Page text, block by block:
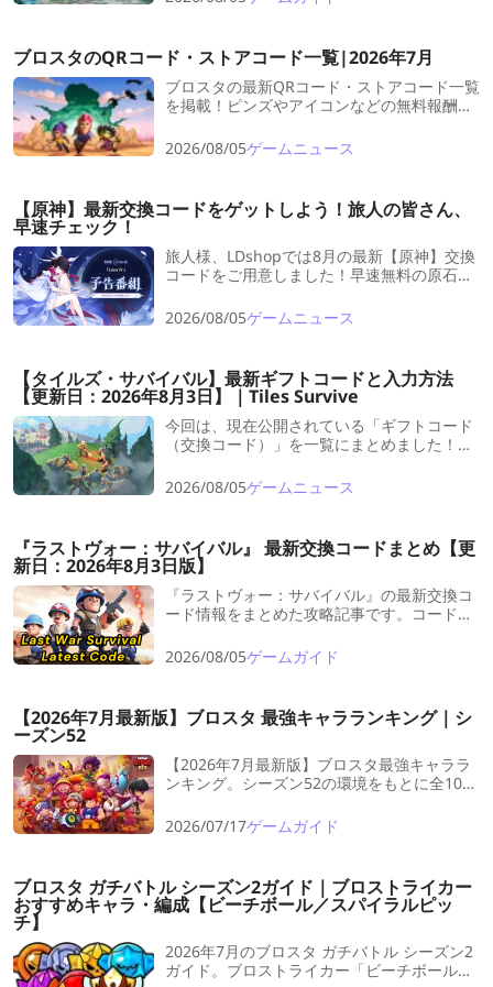
解説。報酬を逃さず、お得にプレイしたい方
ブロスタのQRコード・ストアコード一覧|2026年7月
ブロスタの最新QRコード・ストアコード一覧
を掲載！ピンズやアイコンなどの無料報酬の
介します。
2026/08/05ゲームニュース
【原神】最新交換コードをゲットしよう！旅人の皆さん、
早速チェック！
旅人様、LDshopでは8月の最新【原神】交換
コードをご用意しました！早速無料の原石や
う！
2026/08/05ゲームニュース
【タイルズ・サバイバル】最新ギフトコードと入力方法
【更新日：2026年8月3日】｜Tiles Survive
今回は、現在公開されている「ギフトコード
（交換コード）」を一覧にまとめました！こ
が劇的に楽になる豪華報酬が手に入ります。
2026/08/05ゲームニュース
『ラストヴォー：サバイバル』 最新交換コードまとめ【更
新日：2026年8月3日版】
『ラストヴォー：サバイバル』の最新交換コ
ード情報をまとめた攻略記事です。コードの
すく解説。報酬を取り逃さず、育成や戦力強
化を効率よく進めたい方は必見です。
2026/08/05ゲームガイド
【2026年7月最新版】ブロスタ 最強キャラランキング｜シ
ーズン52
【2026年7月最新版】ブロスタ最強キャララ
ンキング。シーズン52の環境をもとに全106
優先度やおすすめキャラ、ガチバトルで活躍
するキャラクターをチェックしましょう！
2026/07/17ゲームガイド
ブロスタ ガチバトル シーズン2ガイド｜ブロストライカー
おすすめキャラ・編成【ビーチボール／スパイラルピッ
チ】
2026年7月のブロスタ ガチバトル シーズン2
ガイド。ブロストライカー「ビーチボール」